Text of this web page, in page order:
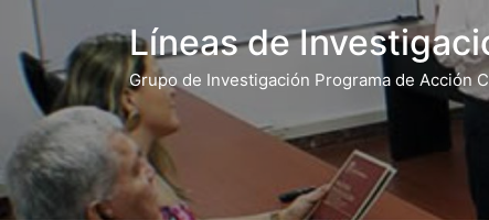
Líneas de
Grupo de Investigación Programa de Acción